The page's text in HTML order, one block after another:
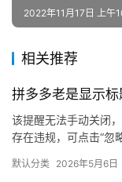
2022年11月17日 上午
相关推荐
拼多多老是显示标
该提醒无法手动关闭
存在违规，可点击“忽
默认分类 2026年5月6日